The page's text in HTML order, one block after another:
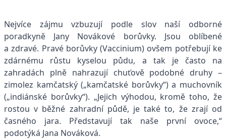
Nejvíce zájmu vzbuzují podle slov naší odborné
poradkyně Jany Novákové borůvky. Jsou oblíbené
a zdravé. Pravé borůvky (Vaccinium) ovšem potřebují ke
zdárnému růstu kyselou půdu, a tak je často na
zahradách plně nahrazují chuťově podobné druhy –
zimolez kamčatský („kamčatské borůvky“) a muchovník
(„indiánské borůvky“). „Jejich výhodou, kromě toho, že
rostou v běžné zahradní půdě, je také to, že zrají od
časného jara. Představují tak naše první ovoce,“
podotýká Jana Nováková.